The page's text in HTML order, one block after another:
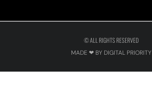
© ALL RIGHTS RESERVED
MADE ❤ BY DIGITAL PRIORITY